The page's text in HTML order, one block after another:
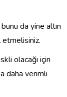
da yine altın
etmelisiniz.
olacağı için
daha verimli